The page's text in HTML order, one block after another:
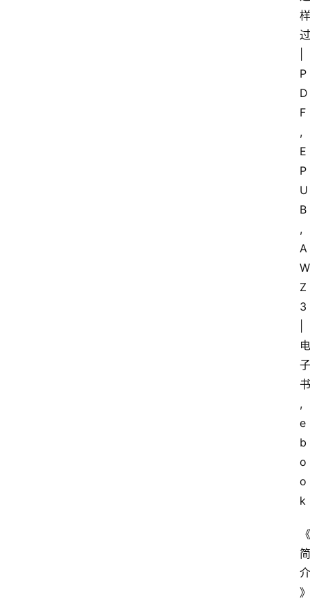
样
过
P
D
F
,
E
P
U
B
,
A
W
Z
3
电
子
书
,
e
b
o
o
k
《
简
介
》